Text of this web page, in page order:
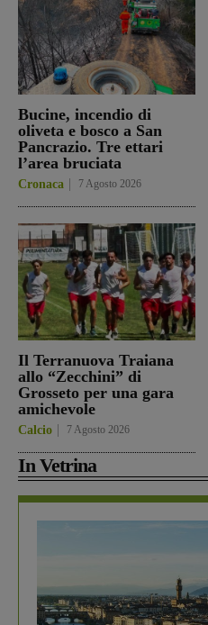
Bucine, incendio di
oliveta e bosco a San
Pancrazio. Tre ettari
l’area bruciata
Cronaca 7 Agosto 2026
Il Terranuova Traiana
allo “Zecchini” di
Grosseto per una gara
amichevole
Calcio 7 Agosto 2026
In Vetrina